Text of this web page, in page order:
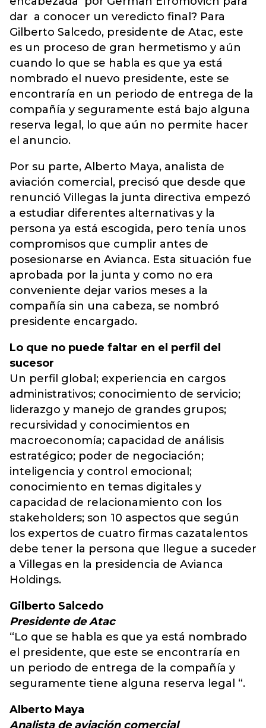
dar a conocer un veredicto final? Para
Gilberto Salcedo, presidente de Atac, este
es un proceso de gran hermetismo y aún
cuando lo que se habla es que ya está
nombrado el nuevo presidente, este se
encontraría en un periodo de entrega de la
compañía y seguramente está bajo alguna
reserva legal, lo que aún no permite hacer
el anuncio.
Por su parte, Alberto Maya, analista de
aviación comercial, precisó que desde que
renunció Villegas la junta directiva empezó
a estudiar diferentes alternativas y la
persona ya está escogida, pero tenía unos
compromisos que cumplir antes de
posesionarse en Avianca. Esta situación fue
aprobada por la junta y como no era
conveniente dejar varios meses a la
compañía sin una cabeza, se nombró
presidente encargado.
Lo que no puede faltar en el perfil del
sucesor
Un perfil global; experiencia en cargos
administrativos; conocimiento de servicio;
liderazgo y manejo de grandes grupos;
recursividad y conocimientos en
macroeconomía; capacidad de análisis
estratégico; poder de negociación;
inteligencia y control emocional;
conocimiento en temas digitales y
capacidad de relacionamiento con los
stakeholders; son 10 aspectos que según
los expertos de cuatro firmas cazatalentos
debe tener la persona que llegue a suceder
a Villegas en la presidencia de Avianca
Holdings.
Gilberto Salcedo
Presidente de Atac
“Lo que se habla es que ya está nombrado
el presidente, que este se encontraría en
un periodo de entrega de la compañía y
seguramente tiene alguna reserva legal “.
Alberto Maya
Analista de aviación comercial